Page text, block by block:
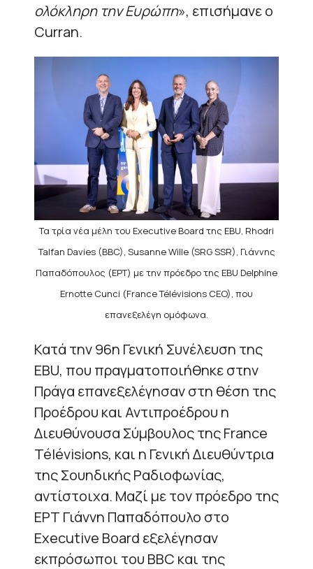
ολόκληρη την Ευρώπη», επισήμανε o
Curran.
Τα τρία νέα μέλη του Executive Board της EBU, Rhodri
Talfan Davies (BBC), Susanne Wille (SRG SSR), Γιάννης
Παπαδόπουλος (ΕΡΤ) με την πρόεδρο της EBU Delphine
Ernotte Cunci (France Télévisions CEO), που
επανεξελέγη ομόφωνα.
Κατά την 96η Γενική Συνέλευση της
EBU, που πραγματοποιήθηκε στην
Πράγα επανεξελέγησαν στη θέση της
Προέδρου και Αντιπροέδρου η
Διευθύνουσα Σύμβουλος της France
Télévisions, και η Γενική Διευθύντρια
της Σουηδικής Ραδιοφωνίας,
αντίστοιχα. Μαζί με τον πρόεδρο της
ΕΡΤ Γιάννη Παπαδόπουλο στο
Executive Board εξελέγησαν
εκπρόσωποι του BBC και της